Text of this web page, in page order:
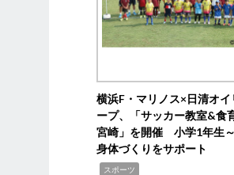
横浜F・マリノス×日清オイ
ープ、「サッカー教室&食
宮崎」を開催 小学1年生
身体づくりをサポート
スポーツ